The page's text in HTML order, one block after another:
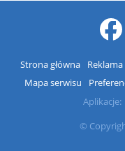
Strona główna Reklama
Mapa serwisu
Aplikacje:
©